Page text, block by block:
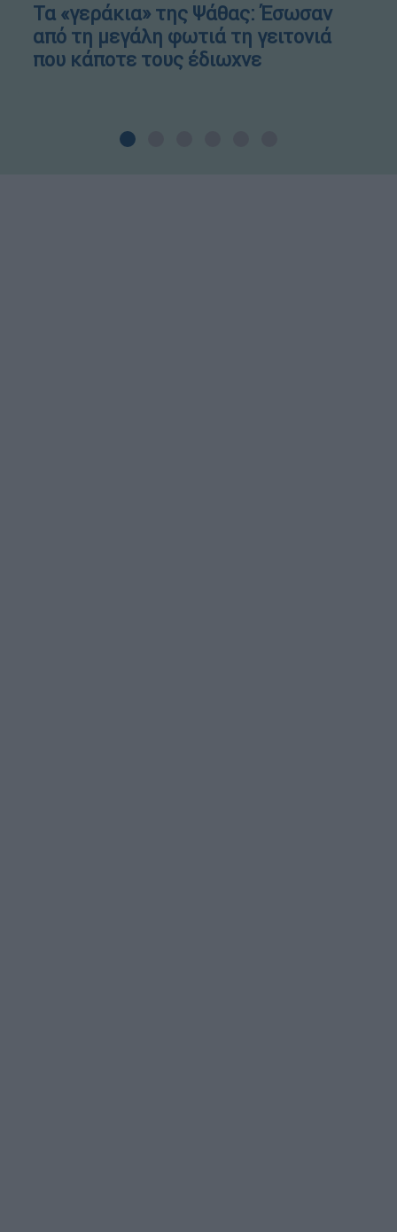
Τα «γεράκια» της Ψάθας: Έσωσαν
από τη μεγάλη φωτιά τη γειτονιά
που κάποτε τους έδιωχνε